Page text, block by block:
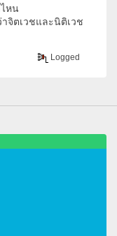
หน
าจิตเวชและนิติเวช
Logged